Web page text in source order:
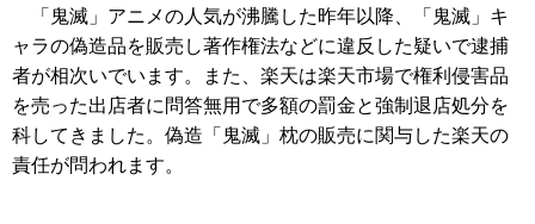
「鬼滅」アニメの人気が沸騰した昨年以降、「鬼滅」キ
ャラの偽造品を販売し著作権法などに違反した疑いで逮捕
者が相次いでいます。また、楽天は楽天市場で権利侵害品
を売った出店者に問答無用で多額の罰金と強制退店処分を
科してきました。偽造「鬼滅」枕の販売に関与した楽天の
責任が問われます。